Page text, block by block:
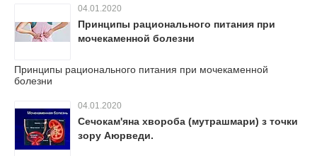
04.01.2020
Принципы рационального питания при
мочекаменной болезни
Принципы рационального питания при мочекаменной
болезни
04.01.2020
Сечокам'яна хвороба (мутрашмари) з точки
зору Аюрведи.